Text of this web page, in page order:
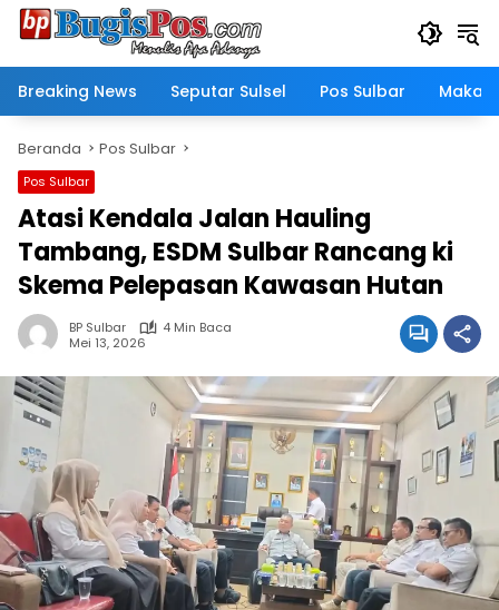
Langsung
Breaking News
Seputar Sulsel Pos Sulbar
Beranda Pos Sulbar
Pos Sulbar
Atasi Kendala Jalan Hauling
Tambang, ESDM Sulbar Rancang ki
Skema Pelepasan Kawasan Hutan
BP Sulbar
4 Min Baca
Mei 13, 2026